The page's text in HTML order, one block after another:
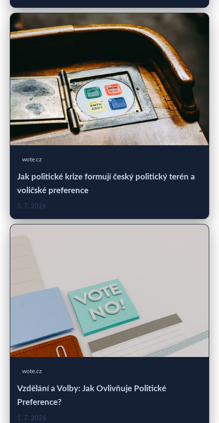
wote.cz
Jak politické krize formují český politický terén a
voličské preference
3. 7. 2026
wote.cz
Vzdělání a Volby: Jak Ovlivňuje Politické
Preference?
1. 7. 2026